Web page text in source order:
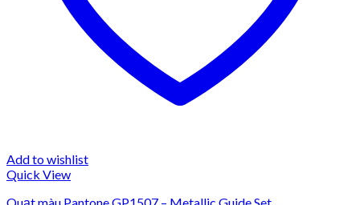
Add to wishlist
Quick View
Quạt màu Pantone GP1507 – Metallic Guide Set